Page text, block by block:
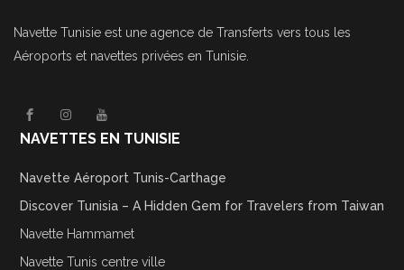
Navette Tunisie est une agence de Transferts vers tous les
Aéroports et navettes privées en Tunisie.
NAVETTES EN TUNISIE
Navette Aéroport Tunis-Carthage
Discover Tunisia – A Hidden Gem for Travelers from Taiwan
Navette Hammamet
Navette Tunis centre ville